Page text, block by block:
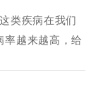
类疾病在我们
率越来越高，给